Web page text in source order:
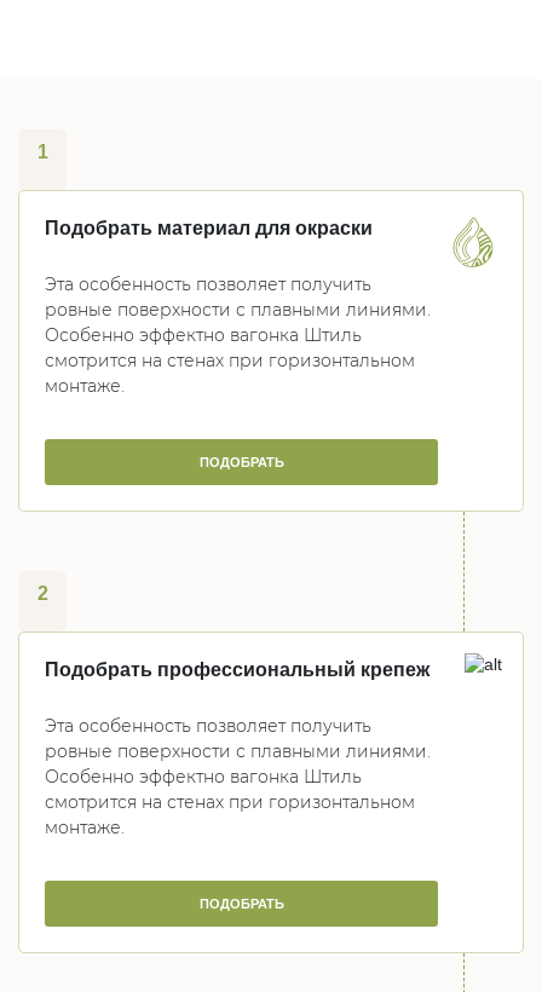
1
Подобрать материал для окраски
Эта особенность позволяет получить
ровные поверхности с плавными линиями.
Особенно эффектно вагонка Штиль
смотрится на стенах при горизонтальном
монтаже.
ПОДОБРАТЬ
2
Подобрать профессиональный крепеж
Эта особенность позволяет получить
ровные поверхности с плавными линиями.
Особенно эффектно вагонка Штиль
смотрится на стенах при горизонтальном
монтаже.
ПОДОБРАТЬ